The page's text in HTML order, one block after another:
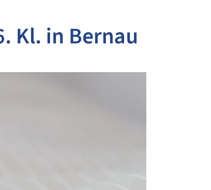
Kl. in Bernau